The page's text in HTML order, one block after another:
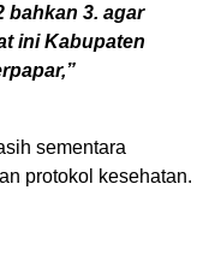
bahkan 3. agar
ini Kabupaten
sementara
protokol kesehatan.